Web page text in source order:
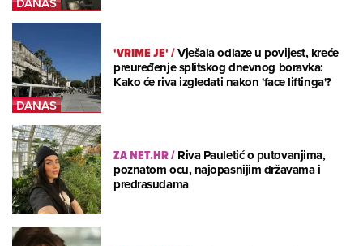
'VRIME JE'/Vješala odlaze u povijest, kreće
preuređenje splitskog dnevnog boravka:
Kako će riva izgledati nakon 'face liftinga'?
ZA NET.HR/Riva Pauletić o putovanjima,
poznatom ocu, najopasnijim državama i
predrasudama